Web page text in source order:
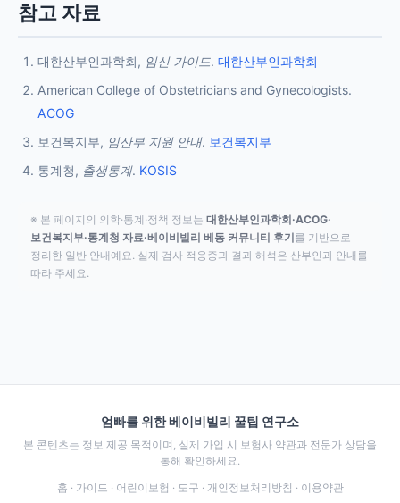
참고 자료
대한산부인과학회, 임신 가이드. 대한산부인과학회
American College of Obstetricians and Gynecologists.
ACOG
보건복지부, 임산부 지원 안내. 보건복지부
통계청, 출생통계. KOSIS
※ 본 페이지의 의학·통계·정책 정보는 대한산부인과학회·ACOG·
보건복지부·통계청 자료·베이비빌리 베동 커뮤니티 후기를 기반으로
정리한 일반 안내예요. 실제 검사 적응증과 결과 해석은 산부인과 안내를
따라 주세요.
엄빠를 위한 베이비빌리 꿀팁 연구소
본 콘텐츠는 정보 제공 목적이며, 실제 가입 시 보험사 약관과 전문가 상담을
통해 확인하세요.
홈 · 가이드 · 어린이보험 · 도구 · 개인정보처리방침 · 이용약관